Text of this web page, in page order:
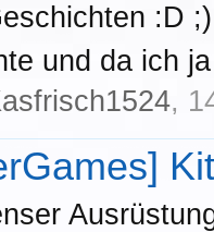
:D
und da ich
,